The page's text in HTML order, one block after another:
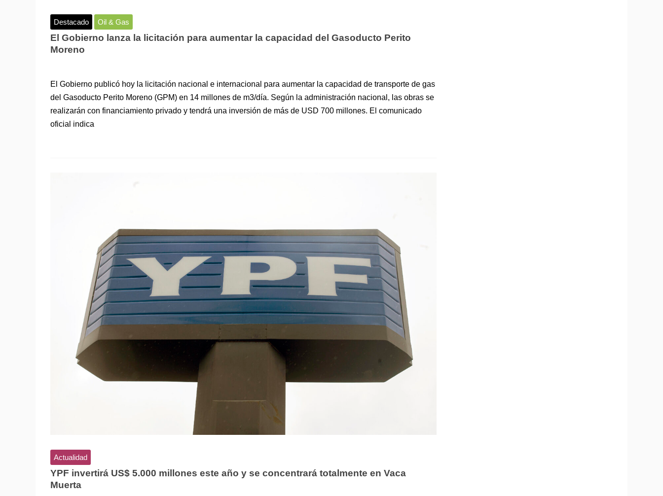
Destacado Oil & Gas
El Gobierno lanza la licitación para aumentar la capacidad del Gasoducto Perito
Moreno
El Gobierno publicó hoy la licitación nacional e internacional para aumentar la capacidad de transporte de gas
del Gasoducto Perito Moreno (GPM) en 14 millones de m3/día. Según la administración nacional, las obras se
realizarán con financiamiento privado y tendrá una inversión de más de USD 700 millones. El comunicado
oficial indica
Actualidad
YPF invertirá US$ 5.000 millones este año y se concentrará totalmente en Vaca
Muerta